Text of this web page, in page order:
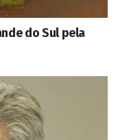
do Sul pela